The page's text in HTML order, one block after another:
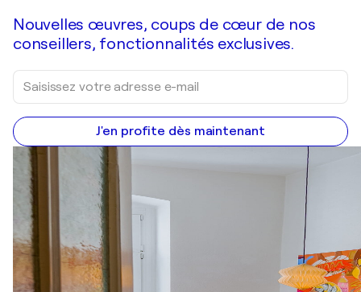
Nouvelles œuvres, coups de cœur de nos
conseillers, fonctionnalités exclusives.
J'en profite dès maintenant